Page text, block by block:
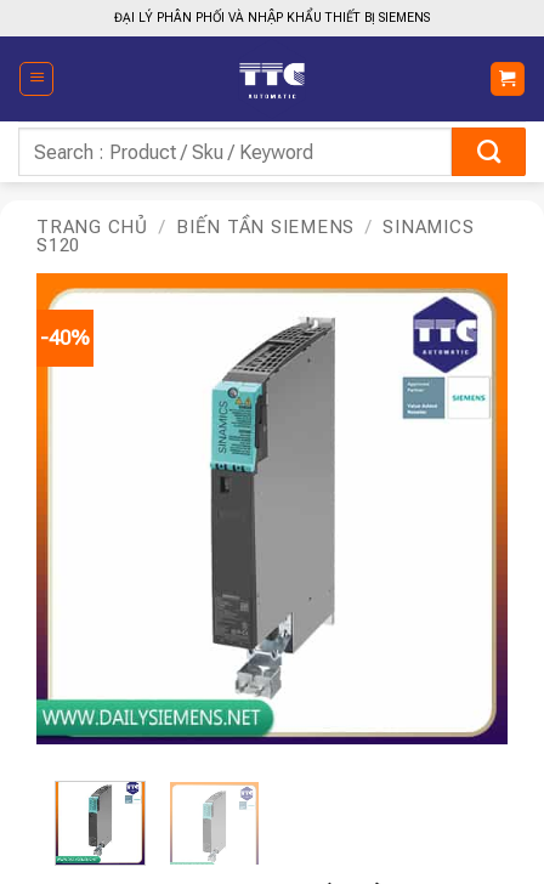
qua
nội
dung
ĐẠI LÝ PHÂN PHỐI VÀ NHẬP KHẨU THIẾT BỊ SIEMENS
kiếm:
TRANG CHỦ / BIẾN TẦN SIEMENS / SINAMICS
S120
-40%